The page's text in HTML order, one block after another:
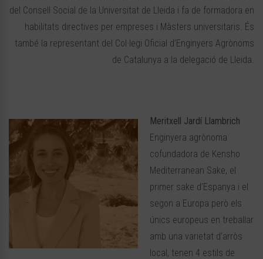
del Consell Social de la Universitat de Lleida i fa de formadora en
habilitats directives per empreses i Màsters universitaris. És
també la representant del Col·legi Oficial d’Enginyers Agrònoms
de Catalunya a la delegació de Lleida.
Meritxell Jardí Llambrich
Enginyera agrònoma
cofundadora de Kensho
Mediterranean Sake, el
primer sake d’Espanya i el
segon a Europa però els
únics europeus en treballar
amb una varietat d’arròs
local, tenen 4 estils de